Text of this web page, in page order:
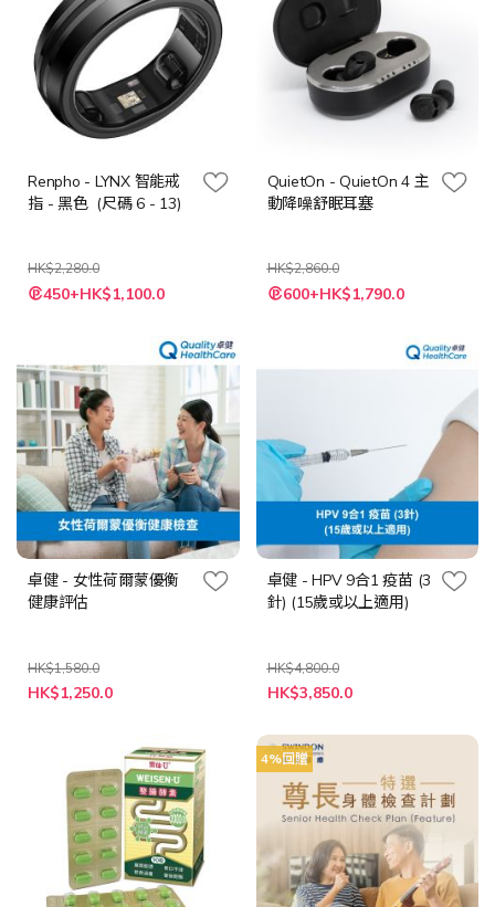
Renpho - LYNX 智能戒
指 - 黑色 (尺碼 6 - 13)
HK$2,280.0
450+HK$1,100.0
QuietOn - QuietOn 4 主
動降噪舒眠耳塞
HK$2,860.0
特
殊 600+HK$1,790.0
卓健 - 女性荷爾蒙優衡
健康評估
HK$1,580.0
特
殊
HK$1,250.0
卓健 - HPV 9合1 疫苗 (3
針) (15歲或以上適用)
HK$4,800.0
特
殊
格
HK$3,850.0
4%回贈